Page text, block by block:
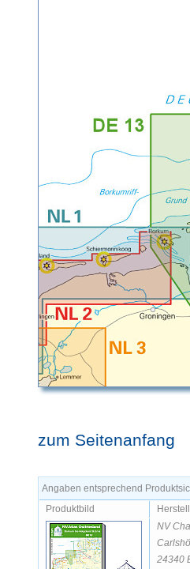
zum Seitenanfang
Angaben entsprechend
Produktbild
NV
24340